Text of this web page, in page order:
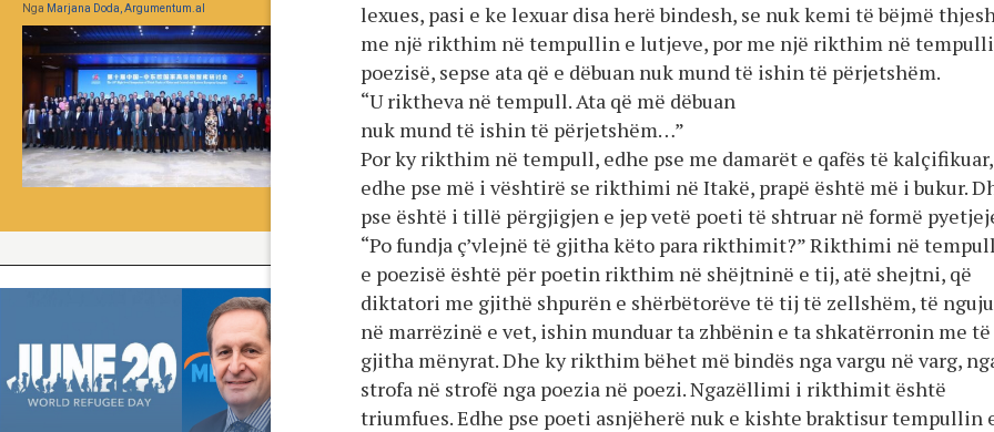
lexues, pasi e ke lexuar disa herë bindesh, se nuk kemi të bëjmë
me një rikthim në tempullin e lutjeve, por me një rikthim në
poezisë, sepse ata që e dëbuan nuk mund të ishin të përjetshëm.
“U riktheva në tempull. Ata që më dëbuan
nuk mund të ishin të përjetshëm…”
Por ky rikthim në tempull, edhe pse me damarët e qafës të kalçifikuar,
edhe pse më i vështirë se rikthimi në Itakë, prapë është më i bukur.
pse është i tillë përgjigjen e jep vetë poeti të shtruar në formë
“Po fundja ç’vlejnë të gjitha këto para rikthimit?” Rikthimi në
e poezisë është për poetin rikthim në shëjtninë e tij, atë shejtni, që
diktatori me gjithë shpurën e shërbëtorëve të tij të zellshëm, të
në marrëzinë e vet, ishin munduar ta zhbënin e ta shkatërronin me të
gjitha mënyrat. Dhe ky rikthim bëhet më bindës nga vargu në varg,
strofa në strofë nga poezia në poezi. Ngazëllimi i rikthimit është
triumfues. Edhe pse poeti asnjëherë nuk e kishte braktisur tempullin
Nga Marjana Doda, Argumentum.al